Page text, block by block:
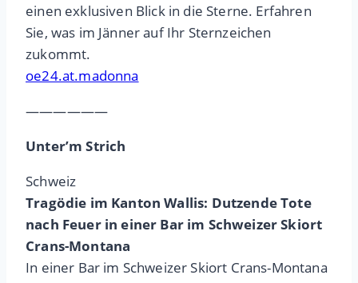
einen exklusiven Blick in die Sterne. Erfahren
Sie, was im Jänner auf Ihr Sternzeichen
zukommt.
oe24.at.madonna
——————
Unter’m Strich
Schweiz
Tragödie im Kanton Wallis: Dutzende Tote
nach Feuer in einer Bar im Schweizer Skiort
Crans-Montana
In einer Bar im Schweizer Skiort Crans-Montana